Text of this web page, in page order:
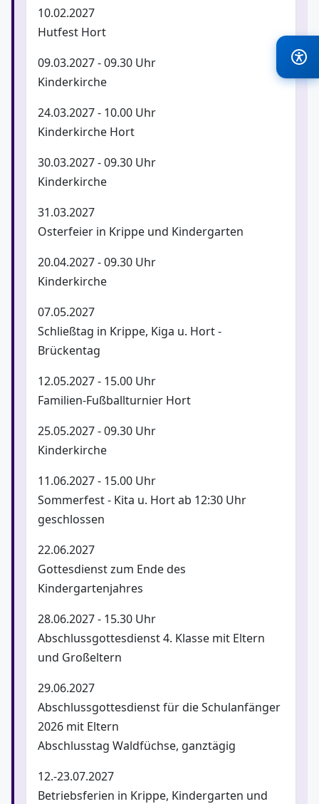
10.02.2027
Hutfest Hort
09.03.2027 - 09.30 Uhr
Kinderkirche
24.03.2027 - 10.00 Uhr
Kinderkirche Hort
30.03.2027 - 09.30 Uhr
Kinderkirche
31.03.2027
Osterfeier in Krippe und Kindergarten
20.04.2027 - 09.30 Uhr
Kinderkirche
07.05.2027
Schließtag in Krippe, Kiga u. Hort -
Brückentag
12.05.2027 - 15.00 Uhr
Familien-Fußballturnier Hort
25.05.2027 - 09.30 Uhr
Kinderkirche
11.06.2027 - 15.00 Uhr
Sommerfest - Kita u. Hort ab 12:30 Uhr
geschlossen
22.06.2027
Gottesdienst zum Ende des
Kindergartenjahres
28.06.2027 - 15.30 Uhr
Abschlussgottesdienst 4. Klasse mit Eltern
und Großeltern
29.06.2027
Abschlussgottesdienst für die Schulanfänger
2026 mit Eltern
Abschlusstag Waldfüchse, ganztägig
12.-23.07.2027
Betriebsferien in Krippe, Kindergarten und